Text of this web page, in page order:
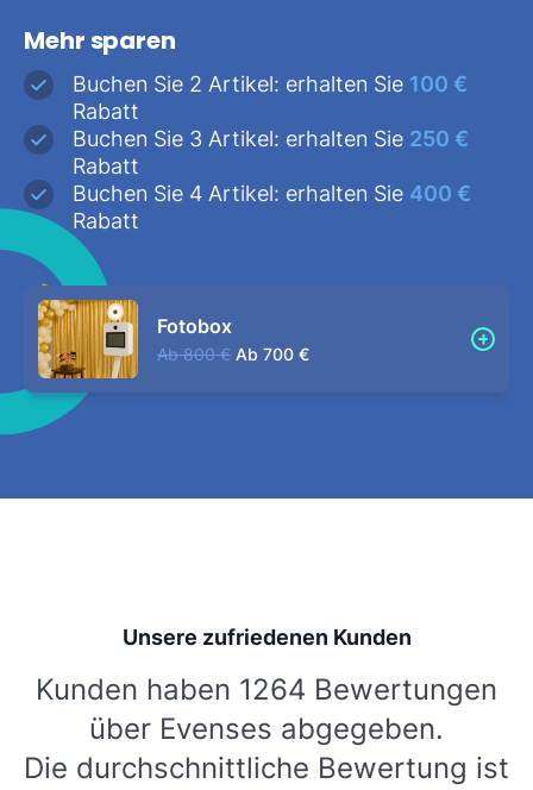
Mehr sparen
Buchen Sie 2 Artikel: erhalten Sie 100 €
Rabatt
Buchen Sie 3 Artikel: erhalten Sie 250 €
Rabatt
Buchen Sie 4 Artikel: erhalten Sie 400 €
Rabatt
Fotobox
Ab 800 € Ab 700 €
Unsere zufriedenen Kunden
Kunden haben 1264 Bewertungen
über Evenses abgegeben.
Die durchschnittliche Bewertung ist